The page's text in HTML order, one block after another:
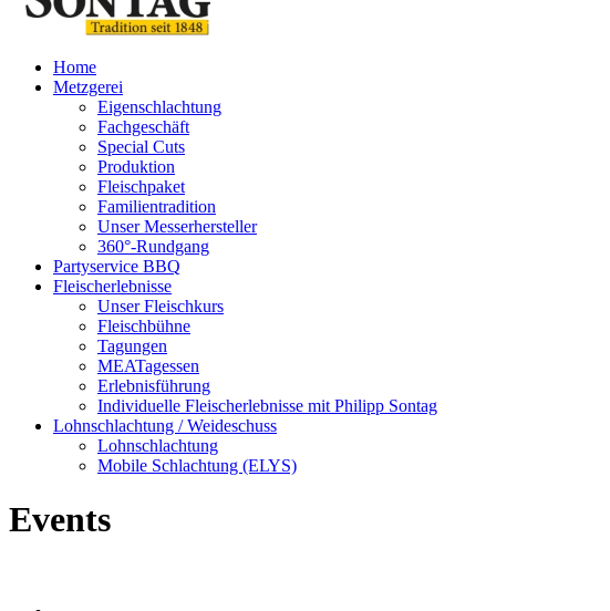
Home
Metzgerei
Eigenschlachtung
Fachgeschäft
Special Cuts
Produktion
Fleischpaket
Familientradition
Unser Messerhersteller
360°-Rundgang
Partyservice BBQ
Fleischerlebnisse
Unser Fleischkurs
Fleischbühne
Tagungen
MEATagessen
Erlebnisführung
Individuelle Fleischerlebnisse mit Philipp Sontag
Lohnschlachtung / Weideschuss
Lohnschlachtung
Mobile Schlachtung (ELYS)
Events